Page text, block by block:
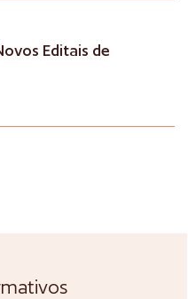
Editais de